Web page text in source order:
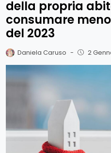
della propria
consumare
del 2023
Daniela Caruso - 2